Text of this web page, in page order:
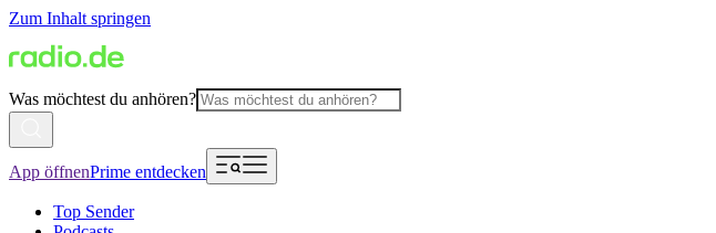
Zum Inhalt springen
Was möchtest du anhören?
App öffnenPrime entdecken
Top Sender